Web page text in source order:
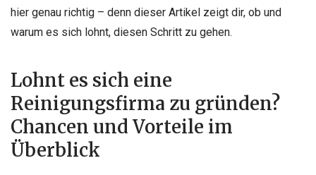
hier genau richtig – denn dieser Artikel zeigt dir, ob und
warum es sich lohnt, diesen Schritt zu gehen.
Lohnt es sich eine
Reinigungsfirma zu gründen?
Chancen und Vorteile im
Überblick